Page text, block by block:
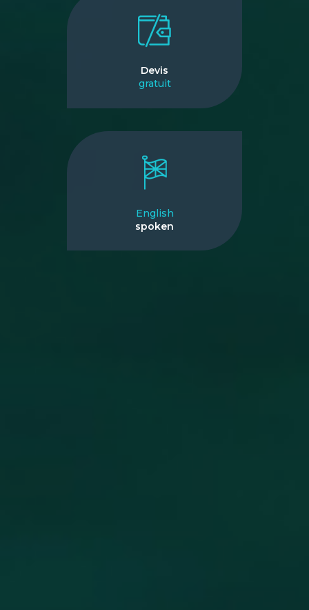
Devis
gratuit
English
spoken